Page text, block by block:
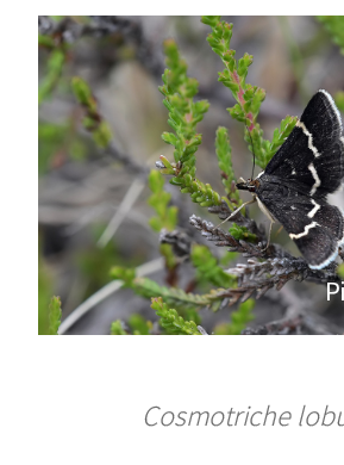
Cosmotriche